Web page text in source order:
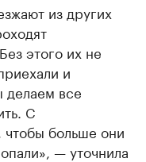
из других
этого их не
и
делаем все
С
больше они
— уточнила